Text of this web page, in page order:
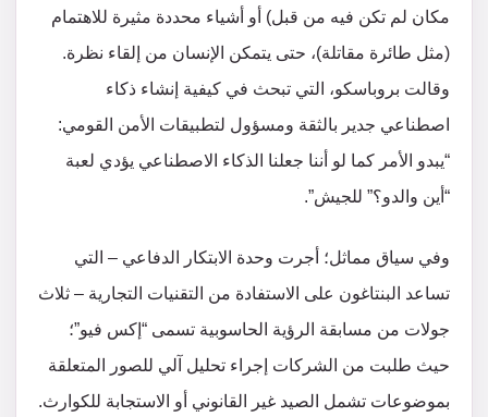
مكان لم تكن فيه من قبل) أو أشياء محددة مثيرة للاهتمام
(مثل طائرة مقاتلة)، حتى يتمكن الإنسان من إلقاء نظرة.
وقالت بروباسكو، التي تبحث في كيفية إنشاء ذكاء
اصطناعي جدير بالثقة ومسؤول لتطبيقات الأمن القومي:
“يبدو الأمر كما لو أننا جعلنا الذكاء الاصطناعي يؤدي لعبة
“أين والدو؟” للجيش”.
وفي سياق مماثل؛ أجرت وحدة الابتكار الدفاعي – التي
تساعد البنتاغون على الاستفادة من التقنيات التجارية – ثلاث
جولات من مسابقة الرؤية الحاسوبية تسمى “إكس فيو”؛
حيث طلبت من الشركات إجراء تحليل آلي للصور المتعلقة
بموضوعات تشمل الصيد غير القانوني أو الاستجابة للكوارث.